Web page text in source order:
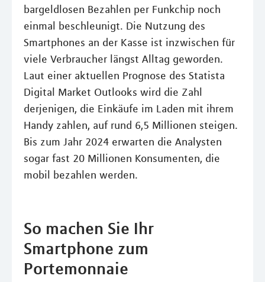
bargeldlosen Bezahlen per Funkchip noch
einmal beschleunigt. Die Nutzung des
Smartphones an der Kasse ist inzwischen für
viele Verbraucher längst Alltag geworden.
Laut einer aktuellen Prognose des Statista
Digital Market Outlooks wird die Zahl
derjenigen, die Einkäufe im Laden mit ihrem
Handy zahlen, auf rund 6,5 Millionen steigen.
Bis zum Jahr 2024 erwarten die Analysten
sogar fast 20 Millionen Konsumenten, die
mobil bezahlen werden.
So machen Sie Ihr
Smartphone zum
Portemonnaie